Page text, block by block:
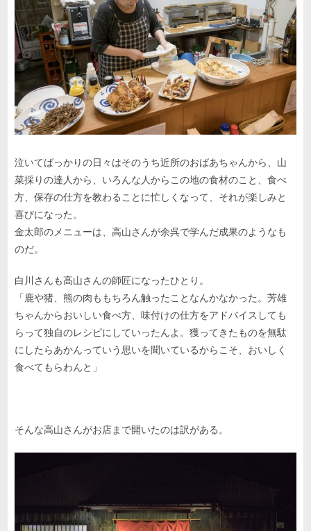
泣いてばっかりの日々はそのうち近所のおばあちゃんから、山
菜採りの達人から、いろんな人からこの地の食材のこと、食べ
方、保存の仕方を教わることに忙しくなって、それが楽しみと
喜びになった。
金太郎のメニューは、高山さんが余呉で学んだ成果のようなも
のだ。
白川さんも高山さんの師匠になったひとり。
「鹿や猪、熊の肉ももちろん触ったことなんかなかった。芳雄
ちゃんからおいしい食べ方、味付けの仕方をアドバイスしても
らって独自のレシピにしていったんよ。獲ってきたものを無駄
にしたらあかんっていう思いを聞いているからこそ、おいしく
食べてもらわんと」
そんな高山さんがお店まで開いたのは訳がある。